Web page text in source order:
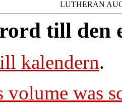
till den
kalendern.
volume was